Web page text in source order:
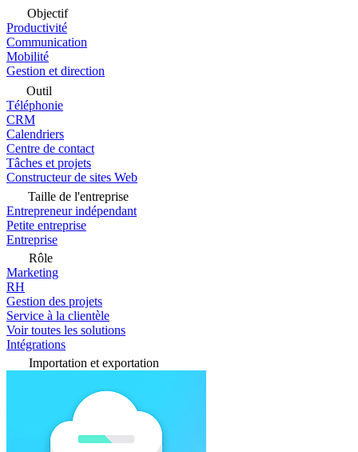
Objectif
Productivité
Communication
Mobilité
Gestion et direction
Outil
Téléphonie
CRM
Calendriers
Centre de contact
Tâches et projets
Constructeur de sites Web
Taille de l'entreprise
Entrepreneur indépendant
Petite entreprise
Entreprise
Rôle
Marketing
RH
Gestion des projets
Service à la clientèle
Voir toutes les solutions
Intégrations
Importation et exportation